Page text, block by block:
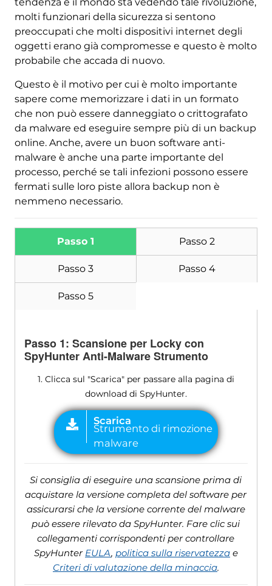
molti funzionari della sicurezza si sentono
preoccupati che molti dispositivi internet degli
oggetti erano già compromesse e questo è molto
probabile che accada di nuovo.
Questo è il motivo per cui è molto importante
sapere come memorizzare i dati in un formato
che non può essere danneggiato o crittografato
da malware ed eseguire sempre più di un backup
online. Anche, avere un buon software anti-
malware è anche una parte importante del
processo, perché se tali infezioni possono essere
fermati sulle loro piste allora backup non è
nemmeno necessario.
Passo 1 Passo 2
Passo 3 Passo 4
Passo 5
Passo 1: Scansione per Locky con
SpyHunter Anti-Malware Strumento
1. Clicca sul "Scarica" per passare alla pagina di
download di SpyHunter.
malware
Si consiglia di eseguire una scansione prima di
acquistare la versione completa del software per
assicurarsi che la versione corrente del malware
può essere rilevato da SpyHunter. Fare clic sui
collegamenti corrispondenti per controllare
SpyHunter EULA, politica sulla riservatezzae
Criteri di valutazione della minaccia.